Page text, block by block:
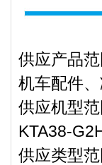
供应产品
机车配件
供应机型
KTA38-
供应类型